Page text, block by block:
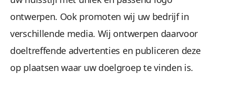
ontwerpen. Ook promoten wij uw bedrijf in
verschillende media. Wij ontwerpen daarvoor
doeltreffende advertenties en publiceren deze
op plaatsen waar uw doelgroep te vinden is.